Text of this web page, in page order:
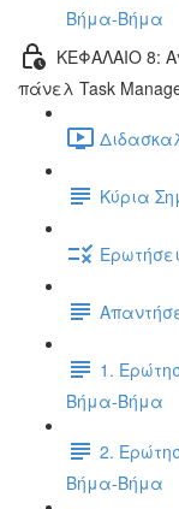
Βήμα-Βήμα
ΚΕΦΑΛΑΙΟ 8:
πάνελ Task
Κύρια
1.
Βήμα-Βήμα
2.
Βήμα-Βήμα